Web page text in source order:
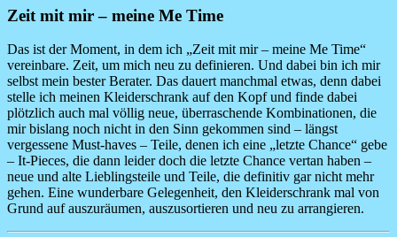
Zeit mit mir – meine Me Time
Das ist der Moment, in dem ich „Zeit mit mir – meine Me Time“
vereinbare. Zeit, um mich neu zu definieren. Und dabei bin ich mir
selbst mein bester Berater. Das dauert manchmal etwas, denn dabei
stelle ich meinen Kleiderschrank auf den Kopf und finde dabei
plötzlich auch mal völlig neue, überraschende Kombinationen, die
mir bislang noch nicht in den Sinn gekommen sind – längst
vergessene Must-haves – Teile, denen ich eine „letzte Chance“ gebe
– It-Pieces, die dann leider doch die letzte Chance vertan haben –
neue und alte Lieblingsteile und Teile, die definitiv gar nicht mehr
gehen. Eine wunderbare Gelegenheit, den Kleiderschrank mal von
Grund auf auszuräumen, auszusortieren und neu zu arrangieren.